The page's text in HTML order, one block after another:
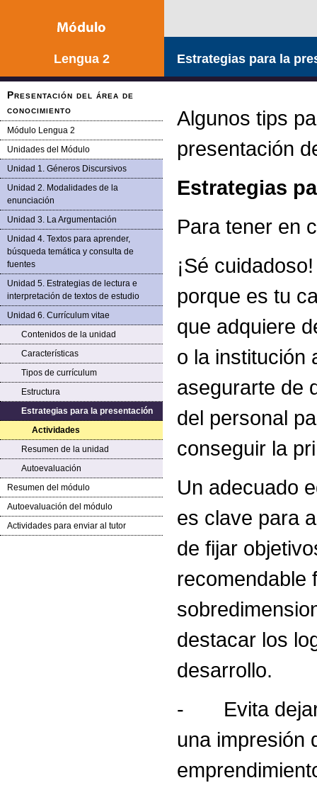
Lengua 2
Presentación del área de
conocimiento
Módulo Lengua 2
Unidades del Módulo
Unidad 1. Géneros Discursivos
Unidad 2. Modalidades de la
enunciación
Unidad 3. La Argumentación
Unidad 4. Textos para aprender,
búsqueda temática y consulta de
fuentes
Unidad 5. Estrategias de lectura e
interpretación de textos de estudio
Unidad 6. Currículum vitae
Contenidos de la unidad
Características
Tipos de currículum
Estructura
Estrategias para la presentación
Actividades
Resumen de la unidad
Autoevaluación
Resumen del módulo
Autoevaluación del módulo
Actividades para enviar al tutor
Estrategias para la
Algunos tips
presentación
Estrategias
Para tener en
¡Sé
porque es tu
que adquiere
o la institución
asegurarte de
del personal
conseguir la
Un adecuado
es clave para
de fijar
recomendable
destacar los
desarrollo.
- Evita dejar
una impresión